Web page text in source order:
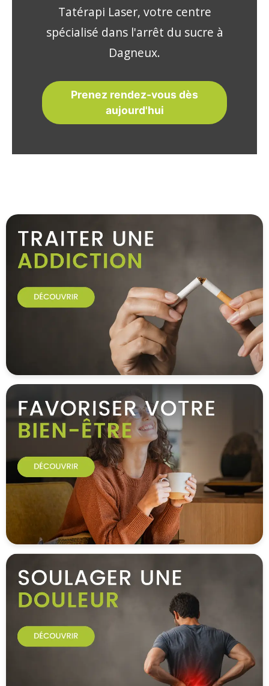
Tatérapi Laser, votre centre
spécialisé dans l'arrêt du sucre à
Dagneux.
Prenez rendez-vous dès
aujourd'hui